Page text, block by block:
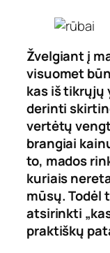
Žvelgiant į
visuomet
kas iš tikrųjų
derinti
vertėtų
brangiai
to, mados
kuriais
mūsų. Todėl
atsirinkti
praktiškų